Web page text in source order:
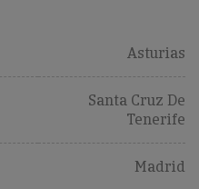
Asturias
Santa Cruz De
Tenerife
Madrid